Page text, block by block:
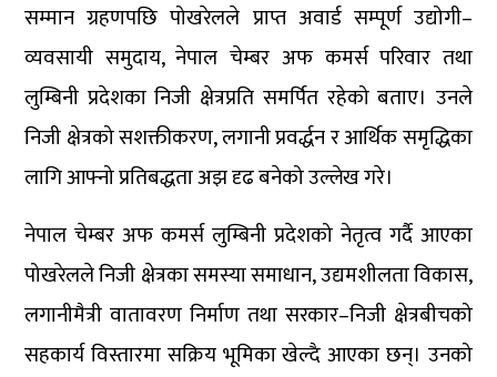
सम्मान ग्रहणपछि पोखरेलले प्राप्त अवार्ड सम्पूर्ण उद्योगी–
व्यवसायी समुदाय, नेपाल चेम्बर अफ कमर्स परिवार तथा
लुम्बिनी प्रदेशका निजी क्षेत्रप्रति समर्पित रहेको बताए। उनले
निजी क्षेत्रको सशक्तीकरण, लगानी प्रवर्द्धन र आर्थिक समृद्धिका
लागि आफ्नो प्रतिबद्धता अझ दृढ बनेको उल्लेख गरे।
नेपाल चेम्बर अफ कमर्स लुम्बिनी प्रदेशको नेतृत्व गर्दै आएका
पोखरेलले निजी क्षेत्रका समस्या समाधान, उद्यमशीलता विकास,
लगानीमैत्री वातावरण निर्माण तथा सरकार–निजी क्षेत्रबीचको
सहकार्य विस्तारमा सक्रिय भूमिका खेल्दै आएका छन्। उनको